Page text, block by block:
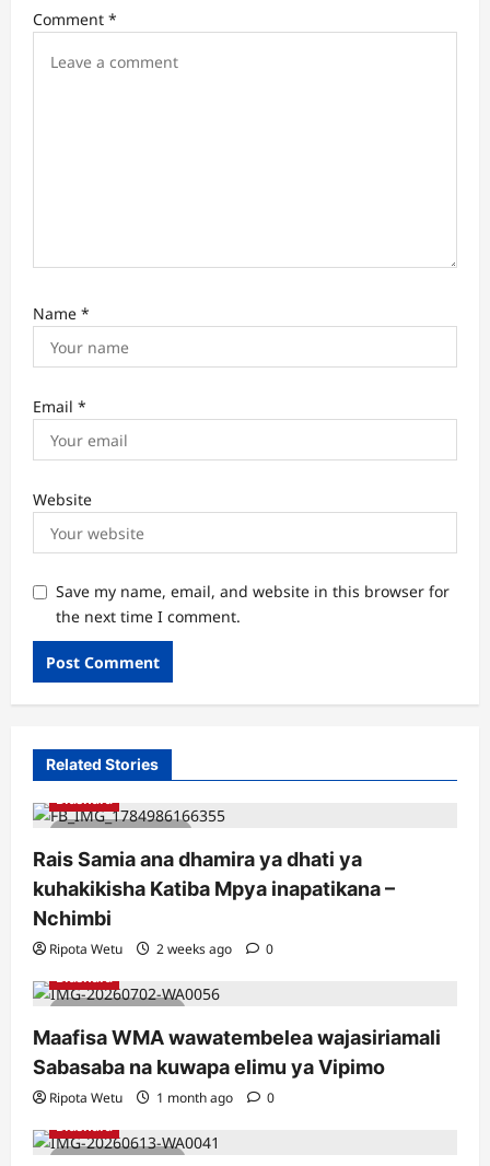
i
Comment *
Name *
Email *
Website
Save my name, email, and website in this browser for
the next time I comment.
Related Stories
2 minutes read
Biashara
Rais Samia ana dhamira ya dhati ya
kuhakikisha Katiba Mpya inapatikana –
Nchimbi
Ripota Wetu 2 weeks ago 0
1 minute read
Biashara
Maafisa WMA wawatembelea wajasiriamali
Sabasaba na kuwapa elimu ya Vipimo
Ripota Wetu 1 month ago 0
1 minute read
Biashara